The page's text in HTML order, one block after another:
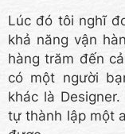
Lúc đó tôi nghĩ
khả năng vận
hàng trăm đến
có một người
khác là
tự thành lập một